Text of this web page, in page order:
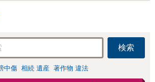
検索
中傷 相続 遺産 著作物 違法